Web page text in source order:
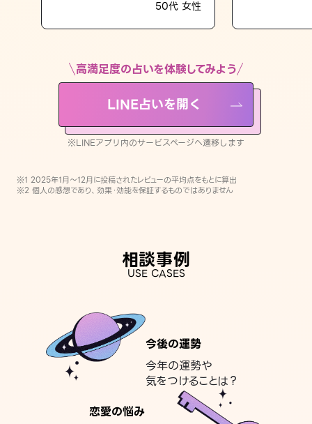
LINE占いを開く
※LINEアプリ内のサービスページへ遷移します
50代 女性
高満足度の占いを体験してみよう
LINE占いを開く
※LINEアプリ内のサービスページへ遷移します
※1 2025年1月〜12月に投稿されたレビューの平均点をもとに算出
※2 個人の感想であり、効果・効能を保証するものではありません
相談事例
USE CASES
今後の運勢
今年の運勢や
気をつけることは？
恋愛の悩み